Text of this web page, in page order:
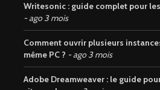
Writesonic : guide complet pour
ago 3 mois
Comment ouvrir plusieurs
même PC ?
ago 3 mois
Adobe Dreamweaver : le guide